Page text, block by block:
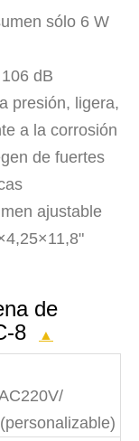
sólo 6 W
dB
presión, ligera,
a la corrosión
de fuertes
ajustable
de
8
▲